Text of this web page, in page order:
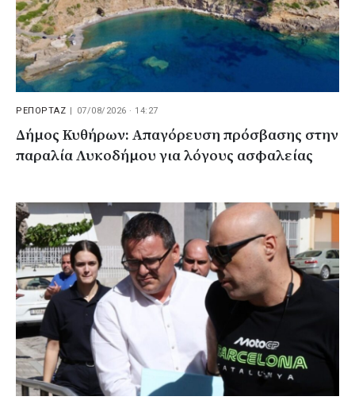
ΡΕΠΟΡΤΑΖ 07/08/2026 · 14:27
Δήμος Κυθήρων: Απαγόρευση πρόσβασης στην
παραλία Λυκοδήμου για λόγους ασφαλείας